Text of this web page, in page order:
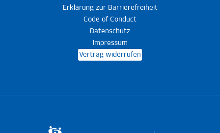
Erklärung zur Barrierefreiheit
Code of Conduct
Datenschutz
Impressum
Vertrag widerrufen